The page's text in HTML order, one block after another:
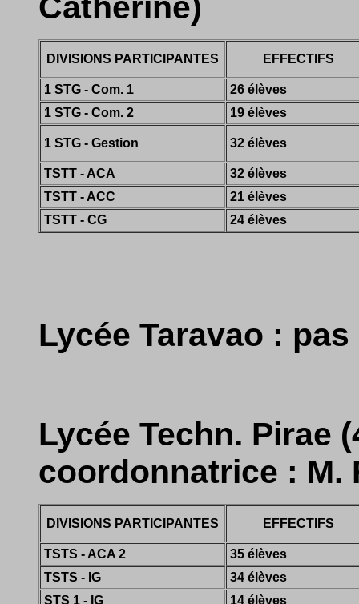
DIVISIONS PARTICIPANTES EFFECTIFS
1 STG - Com. 1
26 élèves
1 STG - Com. 2
19 élèves
1 STG - Gestion 32 élèves
TSTT - ACA
32 élèves
TSTT - ACC
21 élèves
TSTT - CG
24 élèves
Lycée Taravao :
Lycée Techn. Pirae
coordonnatrice : M.
DIVISIONS PARTICIPANTES EFFECTIFS
TSTS - ACA 2
35 élèves
TSTS - IG
34 élèves
STS 1 - IG
14 élèves